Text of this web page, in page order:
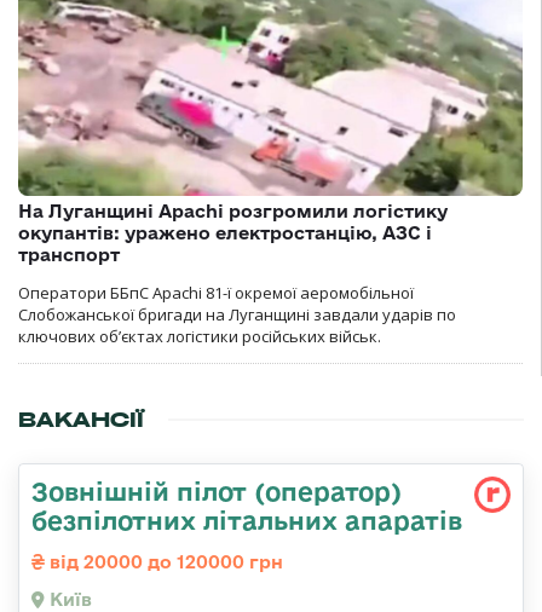
На Луганщині Apachi розгромили логістику
окупантів: уражено електростанцію, АЗС і
транспорт
Оператори ББпС Apachi 81-ї окремої аеромобільної
Слобожанської бригади на Луганщині завдали ударів по
ключових об’єктах логістики російських військ.
ВАКАНСІЇ
Зовнішній пілот (оператор)
безпілотних літальних апаратів
від 20000 до 120000 грн
Київ